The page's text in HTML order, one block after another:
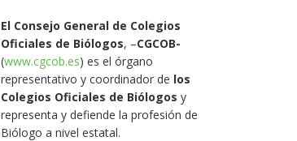
El Consejo General de Colegios
Oficiales de Biólogos, –CGCOB-
(www.cgcob.es) es el órgano
representativo y coordinador de los
Colegios Oficiales de Biólogos y
representa y defiende la profesión de
Biólogo a nivel estatal.